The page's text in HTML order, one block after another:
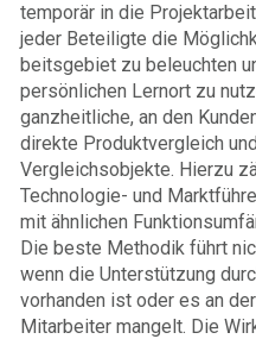
temporär in die
jeder Beteiligte die
beitsge­biet zu beleuchten
persönli­chen Lernort zu
ganzheitliche, an den
direkte Produktvergleich
Vergleichsobjekte. Hierzu
Technologie- und
mit ähnlichen
Die beste Methodik führt
wenn die Unterstützung
vorhanden ist oder es an
Mitarbeiter mangelt. Die